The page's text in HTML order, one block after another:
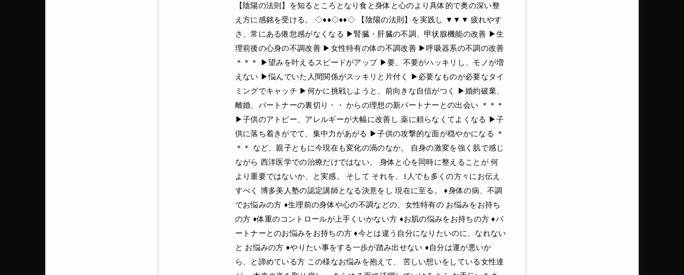
【陰陽の法則】を知るところとなり食と身体と心のより具体的で奥の深い整
え方に感銘を受ける。 ◇♦♦◇♦♦◇ 【陰陽の法則】を実践し ▼▼▼ 疲れやす
さ、常にある倦怠感がなくなる ▶︎腎臓・肝臓の不調、甲状腺機能の改善 ▶︎生
理前後の心身の不調改善 ▶︎女性特有の体の不調改善 ▶︎呼吸器系の不調の改善
＊＊＊ ▶︎望みを叶えるスピードがアップ ▶︎要、不要がハッキリし、モノが増
えない ▶︎悩んでいた人間関係がスッキリと片付く ▶︎必要なものが必要なタイ
ミングでキャッチ ▶︎何かに挑戦しようと、前向きな自信がつく ▶︎婚約破棄、
離婚、パートナーの裏切り・・ からの理想の新パートナーとの出会い ＊＊＊
▶︎子供のアトピー、アレルギーが大幅に改善し 薬に頼らなくてよくなる ▶︎子
供に落ち着きがでて、集中力があがる ▶︎子供の攻撃的な面が穏やかになる ＊
＊＊ など、親子ともに今現在も変化の渦のなか。 自身の激変を強く肌で感じ
ながら 西洋医学での治療だけではない、 身体と心を同時に整えることが 何
より重要ではないか、と実感。 そして それを、1人でも多くの方々にお伝え
すべく 博多美人塾の認定講師となる決意をし 現在に至る。 ♦身体の病、不調
でお悩みの方 ♦生理前の身体や心の不調などの、女性特有の お悩みをお持ち
の方 ♦体重のコントロールが上手くいかない方 ♦お肌の悩みをお持ちの方 ♦パ
ートナーとのお悩みをお持ちの方 ♦今とは違う自分になりたいのに、なれない
と お悩みの方 ♦やりたい事をする一歩が踏み出せない ♦自分は運が悪いか
ら、と諦めている方 この様なお悩みを抱えて、 苦しい想いをしている女性達